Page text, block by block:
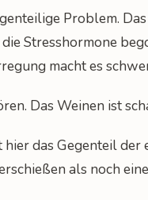
Problem.
Stresshormone
macht es
Das Weinen ist
hier das Gegenteil
als noch